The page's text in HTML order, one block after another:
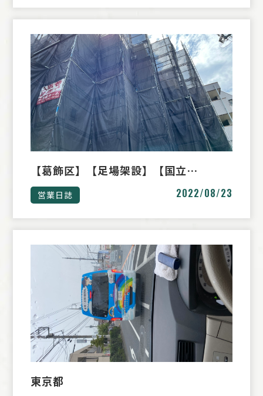
【葛飾区】【足場架設】【国立…
営業日誌 2022/08/23
東京都